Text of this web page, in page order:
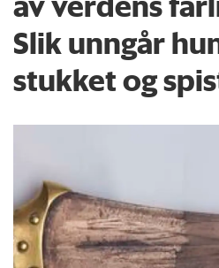
Slik unngår
stukket og